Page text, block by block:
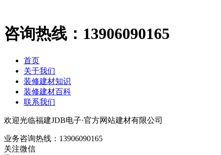
咨询热线： 13906090165
首页
关于我们
装修建材知识
装修建材百科
联系我们
欢迎光临福建JDB电子·官方网站建材有限公司
业务咨询热线： 13906090165
关注微信